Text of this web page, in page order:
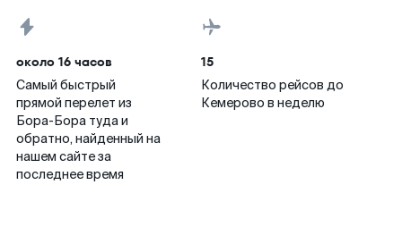
около 16 часов
Самый быстрый
прямой перелет из
Бора-Бора туда и
обратно, найденный на
нашем сайте за
последнее время
15
Количество рейсов до
Кемерово в неделю